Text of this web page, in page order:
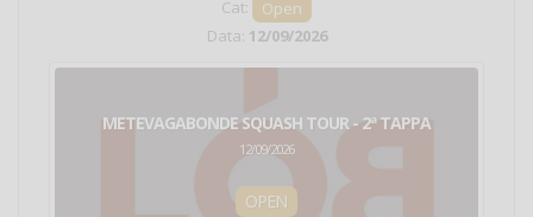
Cat:
Open
Data: 12/09/2026
METEVAGABONDE SQUASH TOUR - 2ª TAPPA
12/09/2026
OPEN